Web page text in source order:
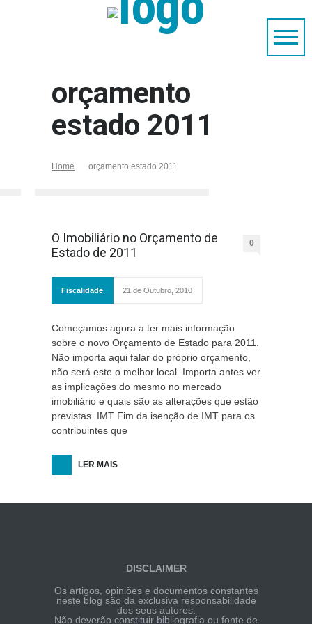
orçamento
estado 2011
Home orçamento estado 2011
O Imobiliário no Orçamento de
Estado de 2011
0
Fiscalidade 21 de Outubro, 2010
Começamos agora a ter mais informação
sobre o novo Orçamento de Estado para 2011.
Não importa aqui falar do próprio orçamento,
não será este o melhor local. Importa antes ver
as implicações do mesmo no mercado
imobiliário e quais são as alterações que estão
previstas. IMT Fim da isenção de IMT para os
contribuintes que
LER MAIS
DISCLAIMER
Os artigos, opiniões e documentos constantes
neste blog são da exclusiva responsabilidade
dos seus autores.
Não deverão constituir bibliografia ou fonte de